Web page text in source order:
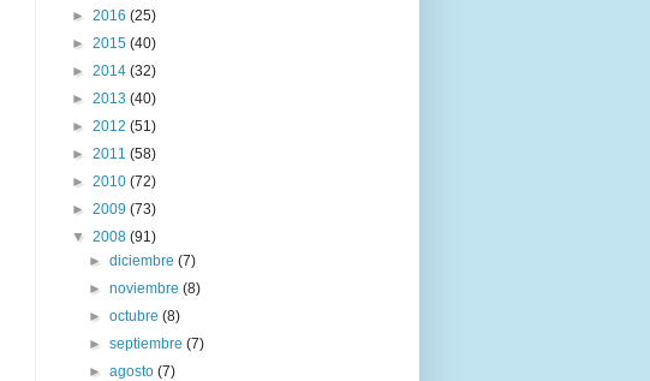
► 2016 (25)
► 2015 (40)
► 2014 (32)
► 2013 (40)
► 2012 (51)
► 2011 (58)
► 2010 (72)
► 2009 (73)
▼ 2008 (91)
►diciembre(7)
►noviembre(8)
►octubre(8)
►septiembre(7)
►agosto(7)